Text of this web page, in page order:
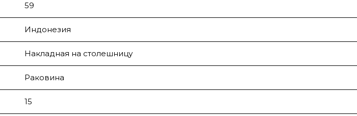
59
Индонезия
Накладная на столешницу
Раковина
15